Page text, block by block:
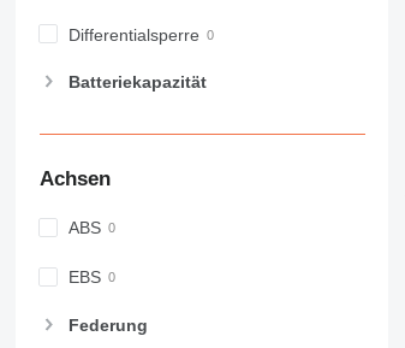
Differentialsperre
Batteriekapazität
Achsen
ABS
EBS
Federung